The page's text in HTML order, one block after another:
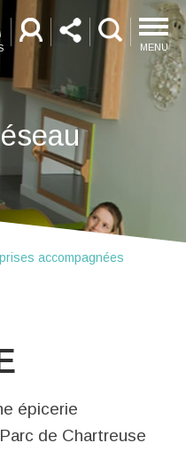
MENU
accompagnées
épicerie
de Chartreuse